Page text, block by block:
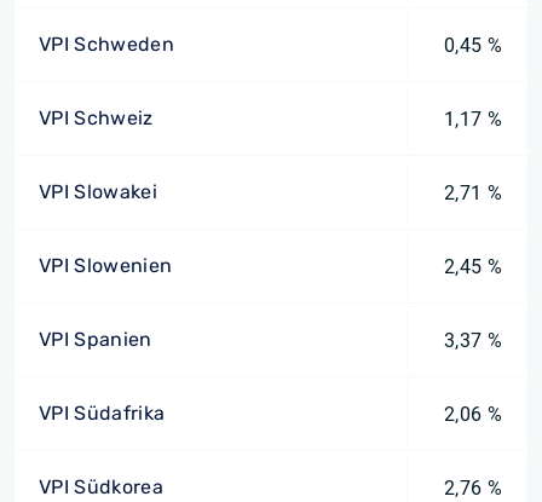
VPI Schweden 0,45 %
VPI Schweiz 1,17 %
VPI Slowakei 2,71 %
VPI Slowenien 2,45 %
VPI Spanien 3,37 %
VPI Südafrika 2,06 %
VPI Südkorea 2,76 %